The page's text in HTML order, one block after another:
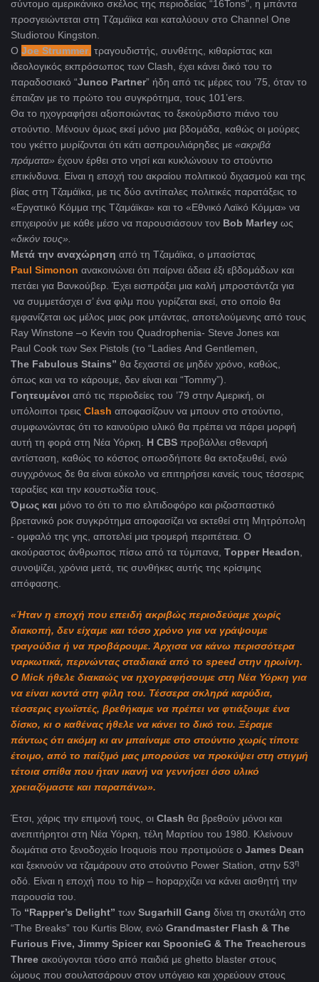
σύντομο αμερικάνικο σκέλος της περιοδείας “16Tons”, η μπάντα
προσγειώντεται στη Τζαμάϊκα και καταλύουν στο Channel One
Studioτου Kingston.
Ο Joe Strummer, τραγουδιστής, συνθέτης, κιθαρίστας και
ιδεολογικός εκπρόσωπος των Clash, έχει κάνει δικό του το
παραδοσιακό “Junco Partner” ήδη από τις μέρες του ’75, όταν το
έπαιζαν με το πρώτο του συγκρότημα, τους 101’ers.
Θα το ηχογραφήσει αξιοποιώντας το ξεκούρδιστο πιάνο του
στούντιο. Μένουν όμως εκεί μόνο μια βδομάδα, καθώς οι μούρες
του γκέττο μυρίζονται ότι κάτι ασπρουλιάρηδες με «ακριβά
πράματα» έχουν έρθει στο νησί και κυκλώνουν το στούντιο
επικίνδυνα. Είναι η εποχή του ακραίου πολιτικού διχασμού και της
βίας στη Τζαμάϊκα, με τις δύο αντίπαλες πολιτικές παρατάξεις το
«Εργατικό Κόμμα της Τζαμάϊκα» και το «Εθνικό Λαϊκό Κόμμα» να
επιχειρούν με κάθε μέσο να παρουσιάσουν τον Bob Marley ως
«δικόν τους».
Μετά την αναχώρηση από τη Τζαμάϊκα, ο μπασίστας
Paul Simonon ανακοινώνει ότι παίρνει άδεια έξι εβδομάδων και
πετάει για Βανκούβερ. Έχει εισπράξει μια καλή μπροστάντζα για
να συμμετάσχει σ’ ένα φιλμ που γυρίζεται εκεί, στο οποίο θα
εμφανίζεται ως μέλος μιας ροκ μπάντας, αποτελούμενης από τους
Ray Winstone –o Κevin του Quadrophenia- Steve Jones και
Paul Cook των Sex Pistols (τo “Ladies And Gentlemen,
The Fabulous Stains” θα ξεχαστεί σε μηδέν χρόνο, καθώς,
όπως και να το κάρουμε, δεν είναι και “Tommy”).
Γοητευμένοι από τις περιοδείες του ’79 στην Αμερική, οι
υπόλοιποι τρεις Clash αποφασίζουν να μπουν στο στούντιο,
συμφωνώντας ότι το καινούριο υλικό θα πρέπει να πάρει μορφή
αυτή τη φορά στη Νέα Υόρκη. Η CBS προβάλλει σθεναρή
αντίσταση, καθώς το κόστος οπωσδήποτε θα εκτοξευθεί, ενώ
συγχρόνως δε θα είναι εύκολο να επιτηρήσει κανείς τους τέσσερις
ταραξίες και την κουστωδία τους.
Όμως και μόνο το ότι το πιο ελπιδοφόρο και ριζοσπαστικό
βρετανικό ροκ συγκρότημα αποφασίζει να εκτεθεί στη Μητρόπολη
- ομφαλό της γης, αποτελεί μια τρομερή περιπέτεια. Ο
ακούραστος άνθρωπος πίσω από τα τύμπανα, Tοpper Headon,
συνοψίζει, χρόνια μετά, τις συνθήκες αυτής της κρίσιμης
απόφασης.
«Ήταν η εποχή που επειδή ακριβώς περιοδεύαμε χωρίς
διακοπή, δεν είχαμε και τόσο χρόνο για να γράψουμε
τραγούδια ή να προβάρουμε. Άρχισα να κάνω περισσότερα
ναρκωτικά, περνώντας σταδιακά από το speed στην ηρωίνη.
Ο Mick ήθελε διακαώς να ηχογραφήσουμε στη Νέα Υόρκη για
να είναι κοντά στη φίλη του. Τέσσερα σκληρά καρύδια,
τέσσερις εγωϊστές, βρεθήκαμε να πρέπει να φτιάξουμε ένα
δίσκο, κι ο καθένας ήθελε να κάνει το δικό του. Ξέραμε
πάντως ότι ακόμη κι αν μπαίναμε στο στούντιο χωρίς τίποτε
έτοιμο, από το παίξιμό μας μπορούσε να προκύψει στη στιγμή
τέτοια σπίθα που ήταν ικανή να γεννήσει όσο υλικό
χρειαζόμαστε και παραπάνω».
Έτσι, χάρις την επιμονή τους, οι Clash θα βρεθούν μόνοι και
ανεπιτήρητοι στη Νέα Υόρκη, τέλη Μαρτίου του 1980. Κλείνουν
δωμάτια στο ξενοδοχείο Iroquois που προτιμούσε ο James Dean
και ξεκινούν να τζαμάρουν στο στούντιο Power Station, στην 53η
οδό. Είναι η εποχή που το hip – hopαρχίζει να κάνει αισθητή την
παρουσία του.
Το “Rapper’s Delight” των Sugarhill Gang δίνει τη σκυτάλη στο
“The Breaks” του Kurtis Blow, ενώ Grandmaster Flash & The
Furious Five, Jimmy Spicer και SpoonieG & The Treacherous
Three ακούγονται τόσο από παιδιά με ghetto blaster στους
ώμους που σουλατσάρουν στον υπόγειο και χορεύουν στους